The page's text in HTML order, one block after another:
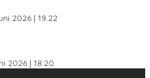
2026 | 19:22
2026 | 18:20